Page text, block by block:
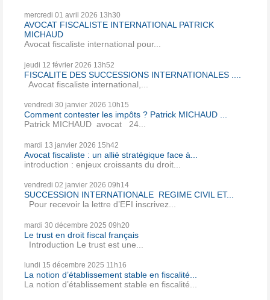
mercredi 01 avril 2026 13h30
AVOCAT FISCALISTE INTERNATIONAL PATRICK
MICHAUD
Avocat fiscaliste international pour...
jeudi 12 février 2026 13h52
FISCALITE DES SUCCESSIONS INTERNATIONALES ....
Avocat fiscaliste international,...
vendredi 30 janvier 2026 10h15
Comment contester les impôts ? Patrick MICHAUD ...
Patrick MICHAUD avocat 24...
mardi 13 janvier 2026 15h42
Avocat fiscaliste : un allié stratégique face à...
introduction : enjeux croissants du droit...
vendredi 02 janvier 2026 09h14
SUCCESSION INTERNATIONALE REGIME CIVIL ET...
Pour recevoir la lettre d’EFI inscrivez...
mardi 30 décembre 2025 09h20
Le trust en droit fiscal français
Introduction Le trust est une...
lundi 15 décembre 2025 11h16
La notion d’établissement stable en fiscalité...
La notion d’établissement stable en fiscalité...